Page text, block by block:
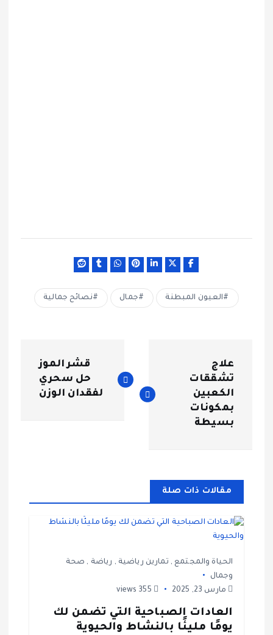
العيون المبطنة جمال نصائح جمالية
ص
م
علاج
تشققات
الكعبين
بمكونات
بسيطة
قشر الموز
حل سحري
لفقدان الوزن
مقالات ذات صلة
الحياة والمجتمع , تمارين رياضية , رياضة , صحة
وجمال
مارس 23, 2025
العادات الصباحية التي تضمن لك
يومًا مليئًا بالنشاط والحيوية